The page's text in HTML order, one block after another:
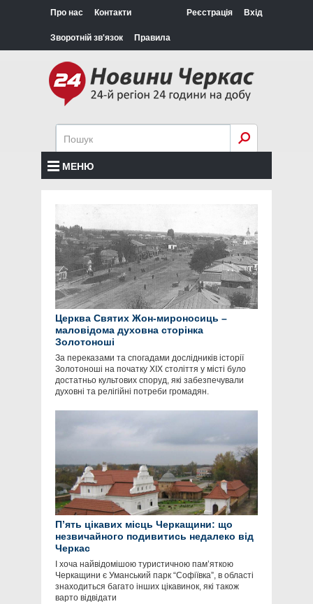
Про нас Контакти
Зворотній зв'язок Правила
Реєстрація Вхід
МЕНЮ
Церква Святих Жон-мироносиць –
маловідома духовна сторінка
Золотоноші
За переказами та спогадами дослідників історії
Золотоноші на початку ХІХ століття у місті було
достатньо культових споруд, які забезпечували
духовні та релігійні потреби громадян.
П’ять цікавих місць Черкащини: що
незвичайного подивитись недалеко від
Черкас
І хоча найвідомішою туристичною пам’яткою
Черкащини є Уманський парк “Софіївка”, в області
знаходиться багато інших цікавинок, які також
варто відвідати